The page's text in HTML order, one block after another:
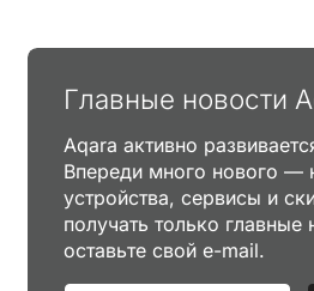
Главные новости
Aqara активно
Впереди много нового —
устройства, сервисы и
получать только
оставьте свой e-mail.